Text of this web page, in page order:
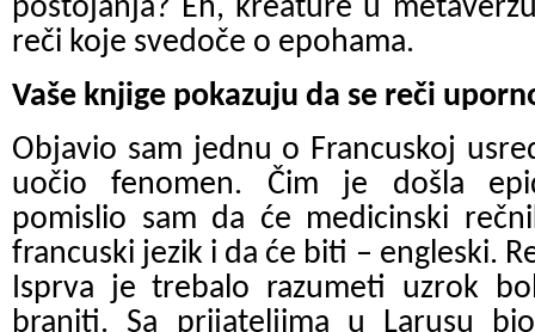
postojanja? Eh, kreature u
reči koje svedoče o epohama.
Vaše knjige pokazuju da se reči
Objavio sam jednu o Francuskoj
uočio fenomen. Čim je došla
pomislio sam da će medicinski
francuski jezik i da će biti – engleski.
Isprva je trebalo razumeti uzrok
braniti. Sa prijateljima u Larusu